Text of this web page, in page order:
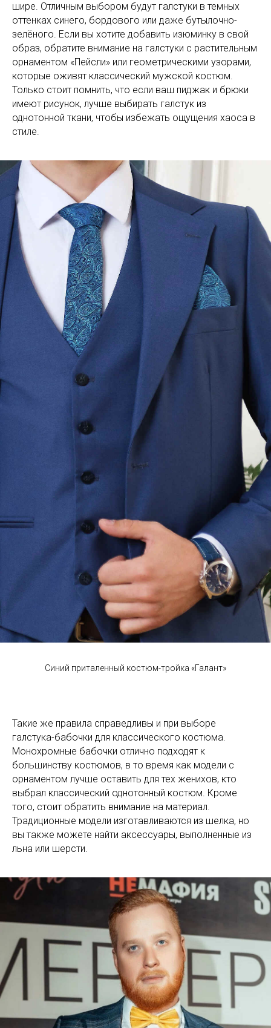
шире. Отличным выбором будут галстуки в темных
оттенках синего, бордового или даже бутылочно-
зелёного. Если вы хотите добавить изюминку в свой
образ, обратите внимание на галстуки с растительным
орнаментом «Пейсли» или геометрическими узорами,
которые оживят классический мужской костюм.
Только стоит помнить, что если ваш пиджак и брюки
имеют рисунок, лучше выбирать галстук из
однотонной ткани, чтобы избежать ощущения хаоса в
стиле.
Синий приталенный костюм-тройка «Галант»
Такие же правила справедливы и при выборе
галстука-бабочки для классического костюма.
Монохромные бабочки отлично подходят к
большинству костюмов, в то время как модели с
орнаментом лучше оставить для тех женихов, кто
выбрал классический однотонный костюм. Кроме
того, стоит обратить внимание на материал.
Традиционные модели изготавливаются из шелка, но
вы также можете найти аксессуары, выполненные из
льна или шерсти.